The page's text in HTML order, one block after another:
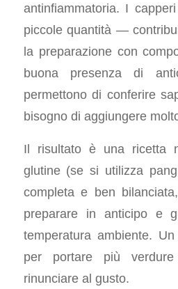
antinfiammatoria. I
piccole quantità —
la preparazione con
buona presenza di
permettono di conferire
bisogno di aggiungere
Il risultato è una ricetta
glutine (se si utilizza
completa e ben
preparare in anticipo e
temperatura ambiente.
per portare più
rinunciare al gusto.